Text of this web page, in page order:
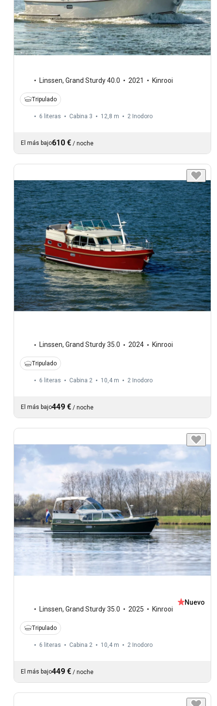
Linssen, Grand Sturdy 40.0 2021 Kinrooi
Tripulado
6 literas Cabina 3 12,8 m 2 Inodoro
El más bajo610 € / noche
Linssen, Grand Sturdy 35.0 2024 Kinrooi
Tripulado
6 literas Cabina 2 10,4 m 2 Inodoro
El más bajo449 € / noche
Linssen, Grand Sturdy 35.0 2025 Kinrooi
Nuevo
Tripulado
6 literas Cabina 2 10,4 m 2 Inodoro
El más bajo449 € / noche